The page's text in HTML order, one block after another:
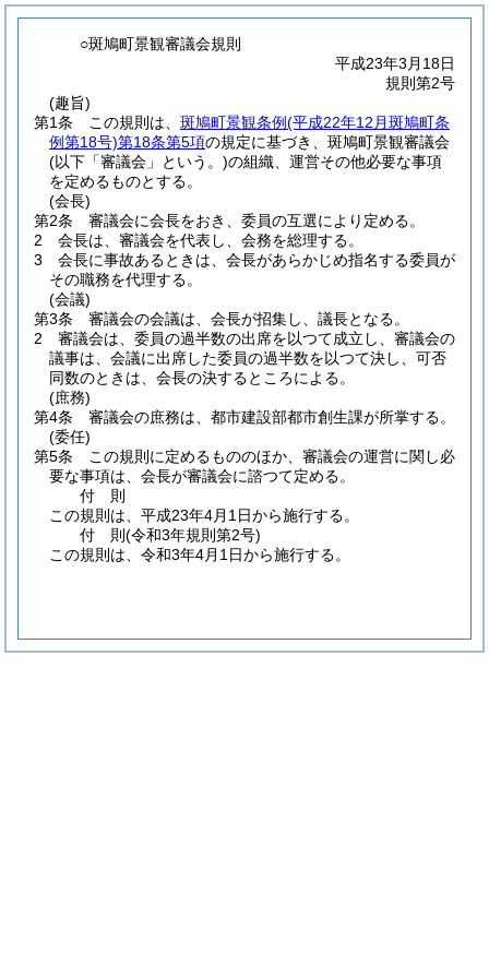
○斑鳩町景観審議会規則
平成23年3月18日
規則第2号
(趣旨)
第1条
この規則は、 斑鳩町景観条例(平成22年12月斑鳩町条
例第18号)第18条第5項の規定に基づき、斑鳩町景観審議会
(以下「審議会」という。)の組織、運営その他必要な事項
を定めるものとする。
(会長)
第2条
審議会に会長をおき、委員の互選により定める。
2
会長は、審議会を代表し、会務を総理する。
3
会長に事故あるときは、会長があらかじめ指名する委員が
その職務を代理する。
(会議)
第3条
審議会の会議は、会長が招集し、議長となる。
2
審議会は、委員の過半数の出席を以つて成立し、審議会の
議事は、会議に出席した委員の過半数を以つて決し、可否
同数のときは、会長の決するところによる。
(庶務)
第4条
審議会の庶務は、都市建設部都市創生課が所掌する。
(委任)
第5条
この規則に定めるもののほか、審議会の運営に関し必
要な事項は、会長が審議会に諮つて定める。
付 則
この規則は、平成23年4月1日から施行する。
付 則(令和3年規則第2号)
この規則は、令和3年4月1日から施行する。